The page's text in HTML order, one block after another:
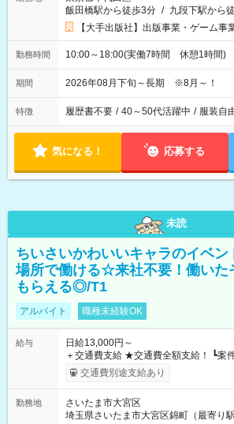
飯田橋駅から徒歩3分 / 九段下駅から
【大手出版社】出版事業・ゲーム事
勤務時間 10:00～18:00(実働7時間 休憩1時間)
期間 2026年08月下旬～長期 ※8月～！
特徴 履歴書不要 / 40～50代活躍中 / 服装自
気になる！ 応募する
未読
ちいさいかわいいキャラのイベン
場所で働ける☆来社不要！働いた
もらえる◎/T1
アルバイト 職種未経験OK
給与
日給13,000円～
＋交通費支給 ★交通費全額支給！ ┗案件により規定あり ★日払
いOK！（規定あり） ┗働いたその日に
ンビニATMから 日払い分を引き落とせます！ 【試用
交通費別途支給あり
勤務地
さいたま市大宮区
埼玉県さいたま市大宮区錦町（最寄り駅